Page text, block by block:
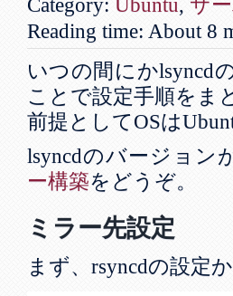
Reading time: About 8
いつの間にかlsyncd
ことで設定手順をま
前提としてOSは
lsyncdのバージョン
ー構築をどうぞ。
ミラー先設定
まず、rsyncdの設定か